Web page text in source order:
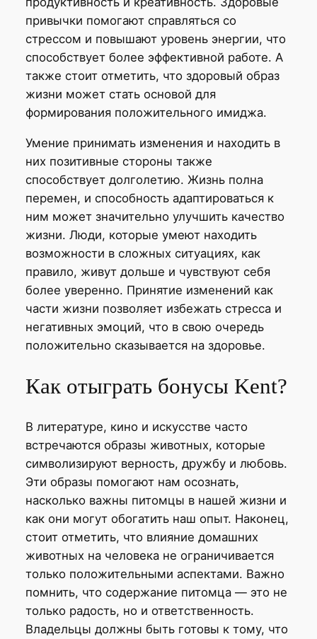
привычки помогают справляться со
стрессом и повышают уровень энергии, что
способствует более эффективной работе. А
также стоит отметить, что здоровый образ
жизни может стать основой для
формирования положительного имиджа.
Умение принимать изменения и находить в
них позитивные стороны также
способствует долголетию. Жизнь полна
перемен, и способность адаптироваться к
ним может значительно улучшить качество
жизни. Люди, которые умеют находить
возможности в сложных ситуациях, как
правило, живут дольше и чувствуют себя
более уверенно. Принятие изменений как
части жизни позволяет избежать стресса и
негативных эмоций, что в свою очередь
положительно сказывается на здоровье.
Как отыграть бонусы Kent?
В литературе, кино и искусстве часто
встречаются образы животных, которые
символизируют верность, дружбу и любовь.
Эти образы помогают нам осознать,
насколько важны питомцы в нашей жизни и
как они могут обогатить наш опыт. Наконец,
стоит отметить, что влияние домашних
животных на человека не ограничивается
только положительными аспектами. Важно
помнить, что содержание питомца — это не
только радость, но и ответственность.
Владельцы должны быть готовы к тому, что